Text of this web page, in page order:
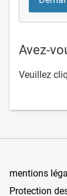
Avez-
Veuillez
mentions
Protection